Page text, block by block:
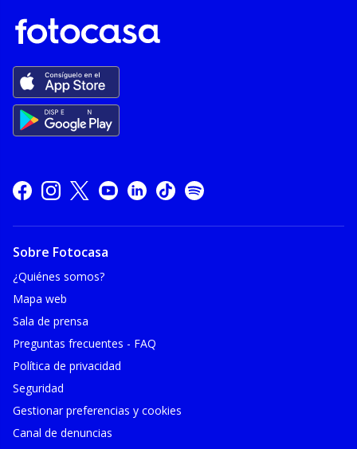
Sobre Fotocasa
¿Quiénes somos?
Mapa web
Sala de prensa
Preguntas frecuentes - FAQ
Política de privacidad
Seguridad
Gestionar preferencias y cookies
Canal de denuncias